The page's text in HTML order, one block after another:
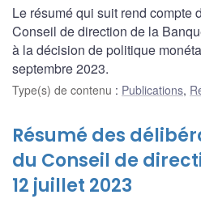
Le résumé qui suit rend compte
Conseil de direction de la
à la décision de politique
septembre 2023.
Type(s) de contenu : Publications,
Résumé des
du Conseil de
12 juillet 2023